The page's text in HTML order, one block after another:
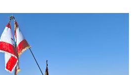
حفل اضاءة شجرة عيد الميلاد في مدينة عاليه